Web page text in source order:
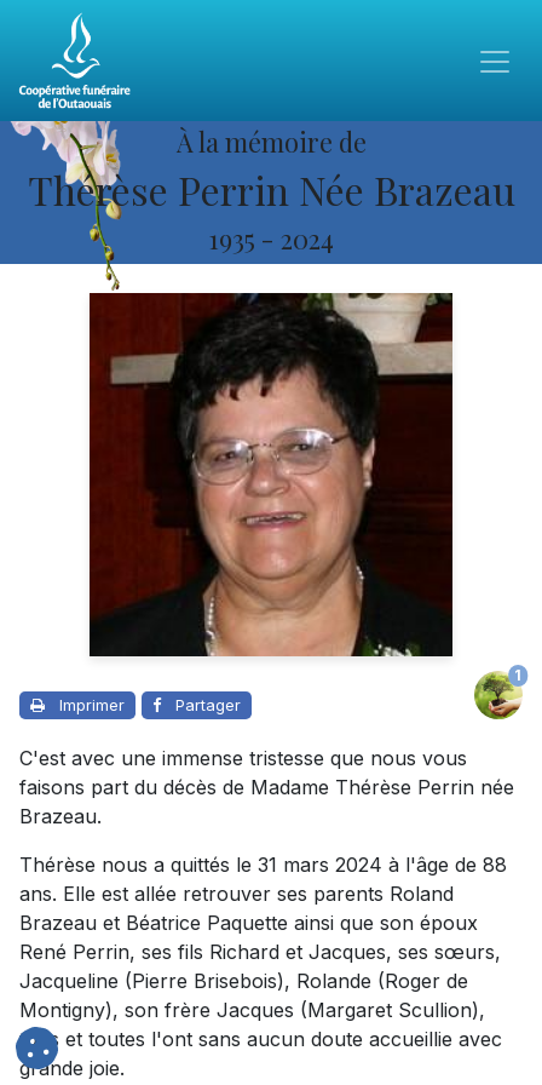
À la mémoire de
Thérèse Perrin Née Brazeau
1935 - 2024
Imprimer Partager
1
C'est avec une immense tristesse que nous vous
faisons part du décès de Madame Thérèse Perrin née
Brazeau.
Thérèse nous a quittés le 31 mars 2024 à l'âge de 88
ans. Elle est allée retrouver ses parents Roland
Brazeau et Béatrice Paquette ainsi que son époux
René Perrin, ses fils Richard et Jacques, ses sœurs,
Jacqueline (Pierre Brisebois), Rolande (Roger de
Montigny), son frère Jacques (Margaret Scullion),
tous et toutes l'ont sans aucun doute accueillie avec
grande joie.